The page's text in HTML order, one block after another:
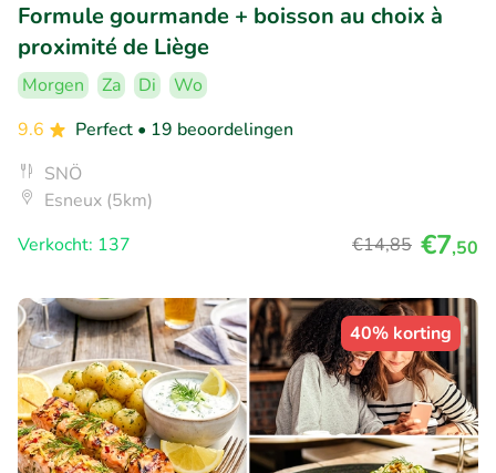
Formule gourmande + boisson au choix à
proximité de Liège
Morgen Za Di
Wo
9.6
Perfect • 19 beoordelingen
SNÖ
Esneux (5km)
Verkocht: 137
€14,85 €7,50
40% korting